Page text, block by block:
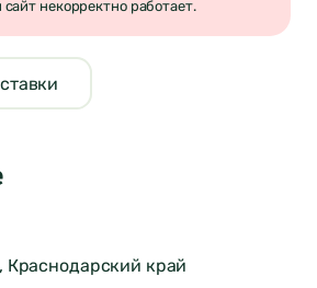
сайт некорректно работает.
Краснодарский край